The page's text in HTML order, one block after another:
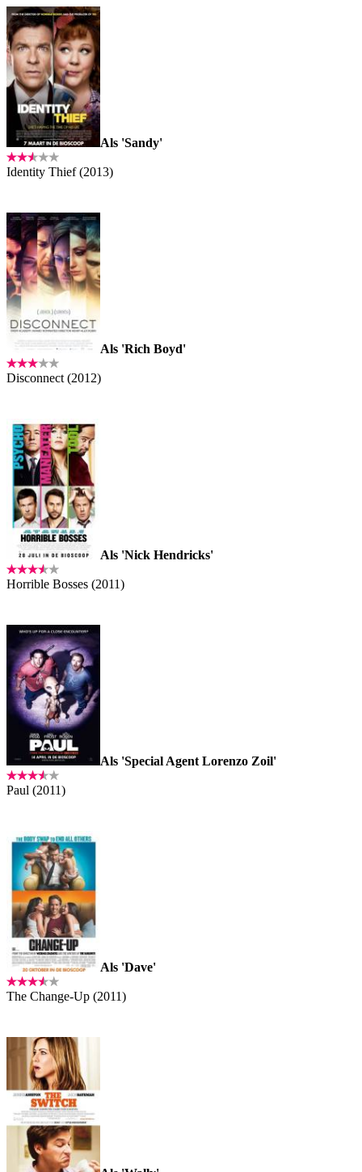
Als 'Sandy'
Identity Thief (2013)
Als 'Rich Boyd'
Disconnect (2012)
Als 'Nick Hendricks'
Horrible Bosses (2011)
Als 'Special Agent Lorenzo Zoil'
Paul (2011)
Als 'Dave'
The Change-Up (2011)